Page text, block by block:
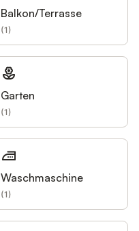
Balkon/Terrasse
(1)
Garten
(1)
Waschmaschine
(1)